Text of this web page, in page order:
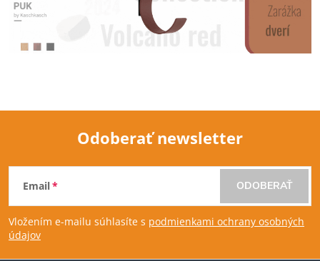
Z
á
p
Odoberať newsletter
Email
Vložením e-mailu súhlasíte s podmienkami ochrany osobných
údajov
ODOBERAŤ